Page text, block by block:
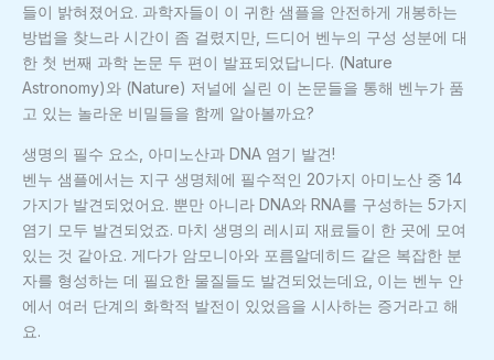
들이 밝혀졌어요. 과학자들이 이 귀한 샘플을 안전하게 개봉하는
방법을 찾느라 시간이 좀 걸렸지만, 드디어 벤누의 구성 성분에 대
한 첫 번째 과학 논문 두 편이 발표되었답니다. (Nature
Astronomy)와 (Nature) 저널에 실린 이 논문들을 통해 벤누가 품
고 있는 놀라운 비밀들을 함께 알아볼까요?
생명의 필수 요소, 아미노산과 DNA 염기 발견!
벤누 샘플에서는 지구 생명체에 필수적인 20가지 아미노산 중 14
가지가 발견되었어요. 뿐만 아니라 DNA와 RNA를 구성하는 5가지
염기 모두 발견되었죠. 마치 생명의 레시피 재료들이 한 곳에 모여
있는 것 같아요. 게다가 암모니아와 포름알데히드 같은 복잡한 분
자를 형성하는 데 필요한 물질들도 발견되었는데요, 이는 벤누 안
에서 여러 단계의 화학적 발전이 있었음을 시사하는 증거라고 해
요.